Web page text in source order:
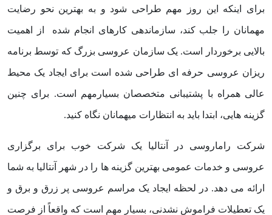
برای اینکه این روز مهم طراحی شود و به بهترین نحو رضایت
مهمانان را جلب کند، سازماندهی کارهای انجام شده از اهمیت
بالایی برخوردار است. یک سازمان عروسی بزرگ که توسط برنامه
ریزان عروسی حرفه ای طراحی شده است برای ایجاد یک محیط
عالی همراه با پشتیبانی متخصصان بسیارمهم است. برای چنین
گزینه هایی، ابتدا باید به انتظارات میهمانان نگاه کنید.
شرکت راماروسی در آنتالیا یک شرکت خوب برای برگزاری
عروسی و خدمات عمومی بهترین گزینه ها را در شهر آنتالیا به شما
ارائه می دهد. در لحظه ایجاد یک مراسم عروسی پر زرق و برق و
یک تعطیلات فراموش نشدنی، بسیار مهم است که واقعاً از فرصت